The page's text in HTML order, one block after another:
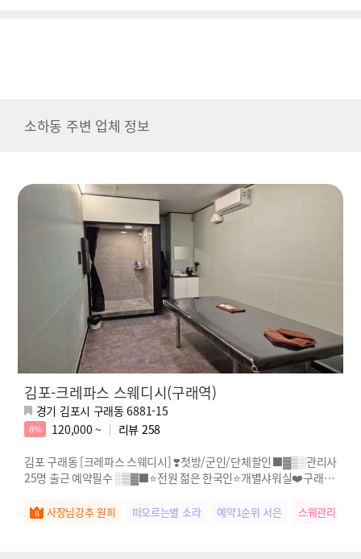
소하동 주변 업체 정보
김포-크레파스 스웨디시(구래역)
경기 김포시 구래동 6881-15
8% 120,000 ~ 리뷰 258
김포 구래동 [크레파스 스웨디시] ❣️첫방/군인/단체할인⬛️▓▒░관리사
25명 출근 예약필수 ░▒▓⬛️⭐전원 젊은 한국인⭐개별샤워실❤️구래역
사장님강추 원희 떠오르는별 소라 예약1순위 서은 스웨관리짱 미